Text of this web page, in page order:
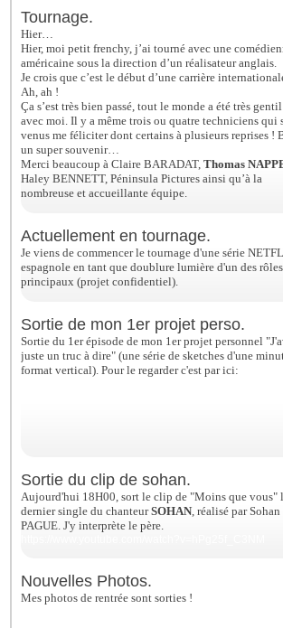
Tournage.
Hier…
Hier, moi petit frenchy, j’ai tourné avec une
américaine sous la direction d’un réalisateur anglais.
Je crois que c’est le début d’une carrière
Ah, ah !
Ça s’est très bien passé, tout le monde a été très gentil
avec moi. Il y a même trois ou quatre techniciens qui
venus me féliciter dont certains à plusieurs reprises !
un super souvenir…
Merci beaucoup à Claire BARADAT,Thomas
Haley BENNETT, Péninsula Pictures ainsi qu’à la
nombreuse et accueillante équipe.
Actuellement en tournage.
Je viens de commencer le tournage d'une série
espagnole en tant que doublure lumière d'un des rôles
principaux (projet confidentiel).
Sortie de mon 1er projet perso.
Sortie du 1er épisode de mon 1er projet personnel
juste un truc à dire" (une série de sketches d'une
format vertical). Pour le regarder c'est par ici:
Sortie du clip de sohan.
Aujourd'hui 18H00, sort le clip de "Moins que vous"
dernier single du chanteurSOHAN , réalisé par Sohan
PAGUE. J'y interprète le père.
Nouvelles Photos.
Mes photos de rentrée sont sorties !